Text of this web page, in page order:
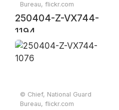
Bureau, flickr.com
250404-Z-VX744-
1194
© Chief, National Guard
Bureau, flickr.com